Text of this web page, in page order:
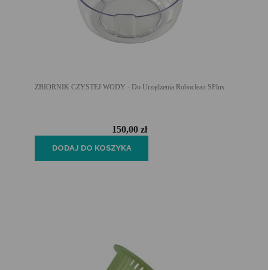
ZBIORNIK CZYSTEJ WODY - Do Urządzenia Roboclean SPlus
150,00 zł
DODAJ DO KOSZYKA